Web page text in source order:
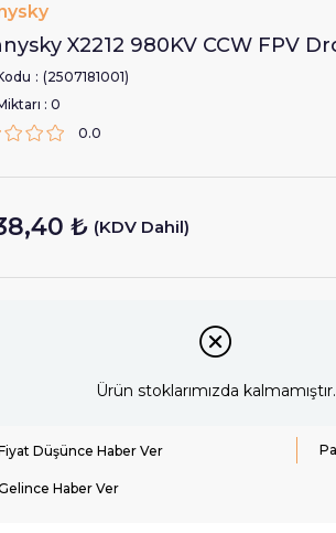
X2212 980KV CCW FPV
(2507181001)
: 0
0.0
₺ (KDV Dahil)
Ürün stoklarımızda kalmamıştır.
Düşünce Haber Ver
Haber Ver